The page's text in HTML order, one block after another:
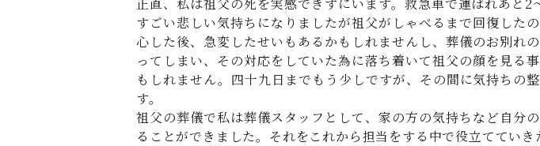
すごい悲しい気持ちになりましたが祖父がしゃべるまで回復した
心した後、急変したせいもあるかもしれませんし、葬儀のお別れ
ってしまい、その対応をしていた為に落ち着いて祖父の顔を見る
もしれません。四十九日までもう少しですが、その間に気持ちの
す。
祖父の葬儀で私は葬儀スタッフとして、家の方の気持ちなど自分
ることができました。それをこれから担当をする中で役立てていき